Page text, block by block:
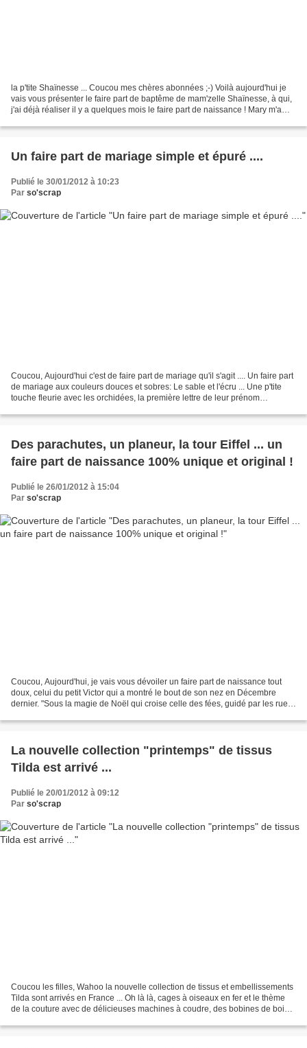
la p'tite Shaïnesse ... Coucou mes chères abonnées ;-) Voilà aujourd'hui je
vais vous présenter le faire part de baptême de mam'zelle Shaïnesse, à qui,
j'ai déjà réaliser il y a quelques mois le faire part de naissance ! Mary m'a
Un faire part de mariage simple et épuré ....
Publié le 30/01/2012 à 10:23
Par so'scrap
Coucou, Aujourd'hui c'est de faire part de mariage qu'il s'agit .... Un faire part
de mariage aux couleurs douces et sobres: Le sable et l'écru ... Une p'tite
touche fleurie avec les orchidées, la première lettre de leur prénom
Des parachutes, un planeur, la tour Eiffel ... un
faire part de naissance 100% unique et original !
Publié le 26/01/2012 à 15:04
Par so'scrap
Coucou, Aujourd'hui, je vais vous dévoiler un faire part de naissance tout
doux, celui du petit Victor qui a montré le bout de son nez en Décembre
dernier. "Sous la magie de Noël qui croise celle des fées, guidé par les rues
La nouvelle collection "printemps" de tissus
Tilda est arrivé ...
Publié le 20/01/2012 à 09:12
Par so'scrap
Coucou les filles, Wahoo la nouvelle collection de tissus et embellissements
Tilda sont arrivés en France ... Oh là là, cages à oiseaux en fer et le thème
de la couture avec de délicieuses machines à coudre, des bobines de bois,